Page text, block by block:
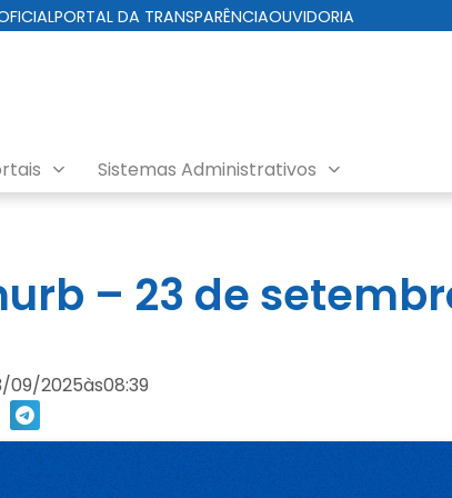
PORTAL DA TRANSPARÊNCIAOUVIDORIA
Sistemas Administrativos
– 23 de
09/2025às08:39